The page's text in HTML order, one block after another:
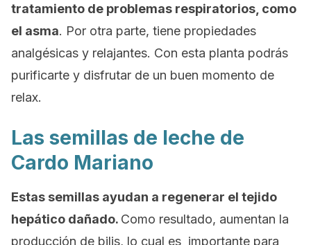
tratamiento de problemas respiratorios, como
el asma. Por otra parte, tiene propiedades
analgésicas y relajantes. Con esta planta podrás
purificarte y disfrutar de un buen momento de
relax.
Las semillas de leche de
Cardo Mariano
Estas semillas ayudan a regenerar el tejido
hepático dañado. Como resultado, aumentan la
producción de bilis, lo cual es importante para